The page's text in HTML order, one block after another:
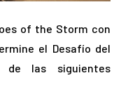
of the Storm con
el Desafío del
de las siguientes